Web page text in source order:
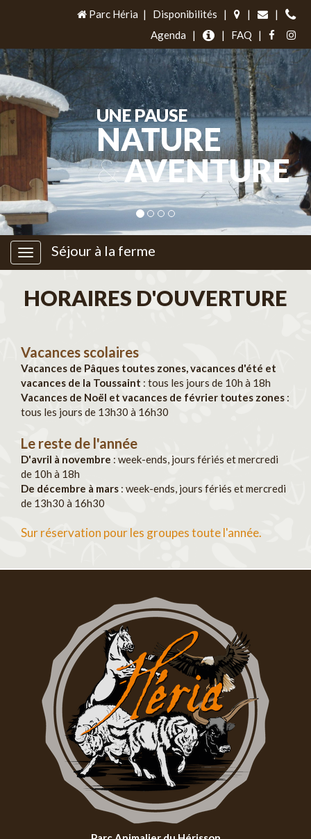
Parc Héria | Disponibilités | |
|
Agenda
| | FAQ |
UNE PAUSE
NATURE
&AVENTURE
Séjour à la ferme
HORAIRES D'OUVERTURE
Vacances scolaires
Vacances de Pâques toutes zones, vacances d'été et
vacances de la Toussaint : tous les jours de 10h à 18h
Vacances de Noël et vacances de février toutes zones :
tous les jours de 13h30 à 16h30
Le reste de l'année
D'avril à novembre : week-ends, jours fériés et mercredi
de 10h à 18h
De décembre à mars : week-ends, jours fériés et mercredi
de 13h30 à 16h30
Sur réservation pour les groupes toute l'année.